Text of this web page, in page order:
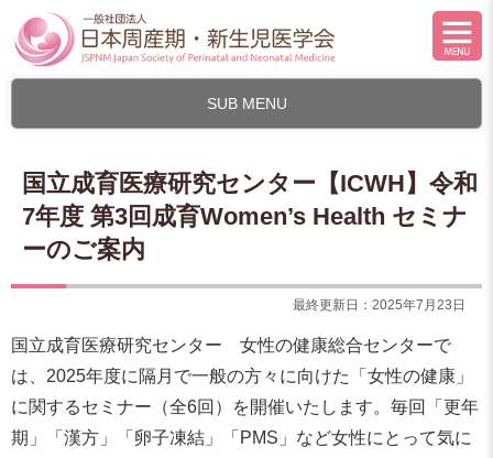
SUB MENU
国立成育医療研究センター【ICWH】令和
7年度 第3回成育Women’s Health セミナ
ーのご案内
最終更新日：2025年7月23日
国立成育医療研究センター 女性の健康総合センターで
は、2025年度に隔月で一般の方々に向けた「女性の健康」
に関するセミナー（全6回）を開催いたします。毎回「更年
期」「漢方」「卵子凍結」「PMS」など女性にとって気に